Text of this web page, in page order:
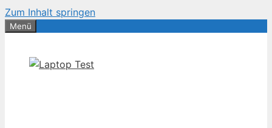
Zum Inhalt springen
Menü